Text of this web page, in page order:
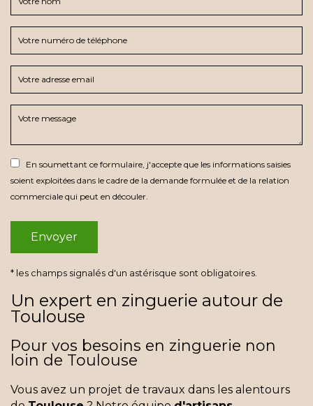
En soumettant ce formulaire, j'accepte que les informations saisies
soient exploitées dans le cadre de la demande formulée et de la relation
commerciale qui peut en découler.
* les champs signalés d'un astérisque sont obligatoires.
Un expert en zinguerie autour de
Toulouse
Pour vos besoins en zinguerie non
loin de Toulouse
Vous avez un projet de travaux dans les alentours